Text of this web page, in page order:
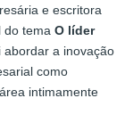
e escritora
do tema O líder
abordar a inovação
como
intimamente